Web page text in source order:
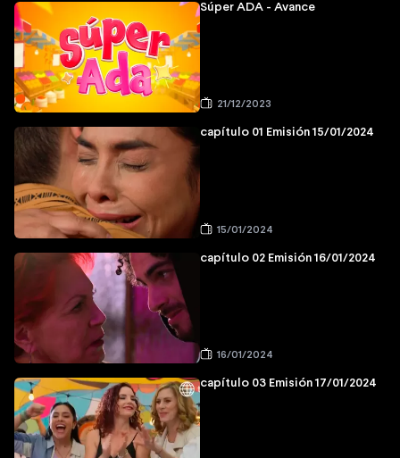
Súper ADA - Avance
21/12/2023
capítulo 01 Emisión 15/01/2024
15/01/2024
capítulo 02 Emisión 16/01/2024
16/01/2024
capítulo 03 Emisión 17/01/2024